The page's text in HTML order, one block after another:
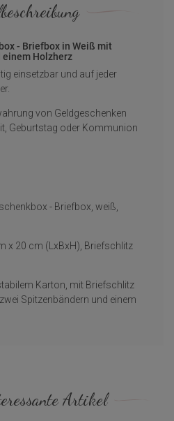
- Briefbox in Weiß mit
einem Holzherz
einsetzbar und auf jeder
von Geldgeschenken
Geburtstag oder Kommunion
- Briefbox, weiß,
x 20 cm (LxBxH), Briefschlitz
Karton, mit Briefschlitz
Spitzenbändern und einem
Artikel